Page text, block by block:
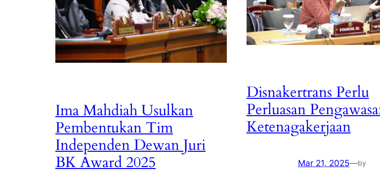
Ima Mahdiah Usulkan
Pembentukan Tim
Independen Dewan Juri
BK Award 2025
Disnakertrans Perlu
Perluasan
Ketenagakerjaan
Mar 21, 2025—by